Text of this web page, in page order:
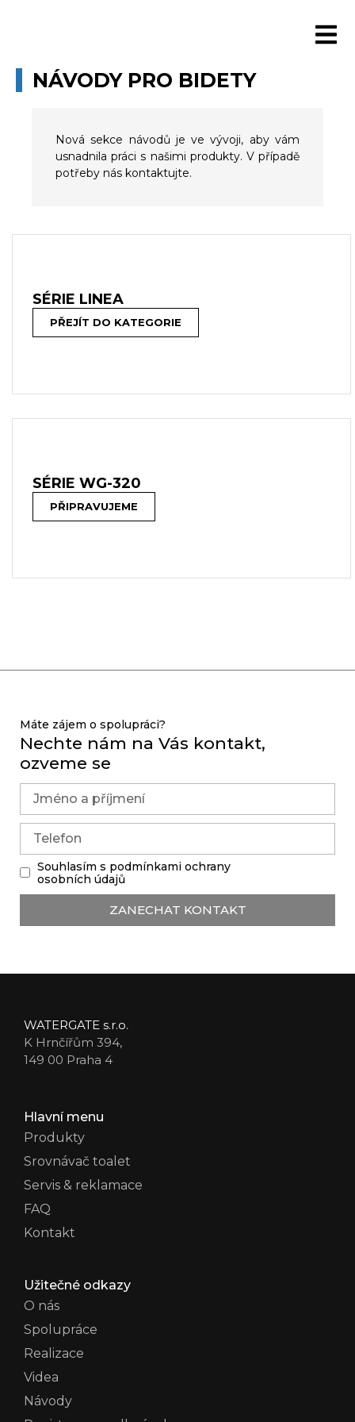
NÁVODY PRO BIDETY
Nová sekce návodů je ve vývoji, aby vám
usnadnila práci s našimi produkty. V případě
potřeby nás kontaktujte.
SÉRIE LINEA
PŘEJÍT DO KATEGORIE
SÉRIE WG-320
PŘIPRAVUJEME
Máte zájem o spolupráci?
Nechte nám na Vás kontakt,
ozveme se
Souhlasím s podmínkami ochrany
osobních údajů
ZANECHAT KONTAKT
WATERGATE s.r.o.
K Hrnčířům 394,
149 00 Praha 4
Hlavní menu
Produkty
Srovnávač toalet
Servis & reklamace
FAQ
Kontakt
Užitečné odkazy
O nás
Spolupráce
Realizace
Videa
Návody